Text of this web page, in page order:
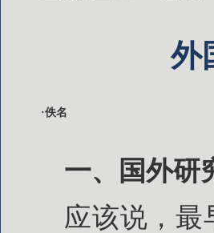
外
·佚名
一、国外研
应该说，最